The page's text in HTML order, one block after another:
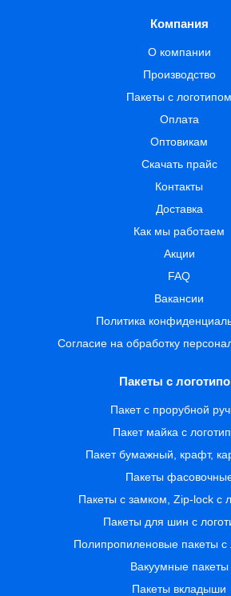
Компания
О компании
Производство
Пакеты с логотипом
Оплата
Оптовикам
Скачать прайс
Контакты
Доставка
Как мы работаем
Акции
FAQ
Вакансии
Политика
Согласие на обработку
Пакеты с
Пакет с прорубной
Пакет майка с
Пакет бумажный, крафт,
Пакеты
Пакеты с замком, Zip-lock с
Пакеты для шин с
Полипропиленовые пакеты с
Вакуумные пакеты
Пакеты вкладыши